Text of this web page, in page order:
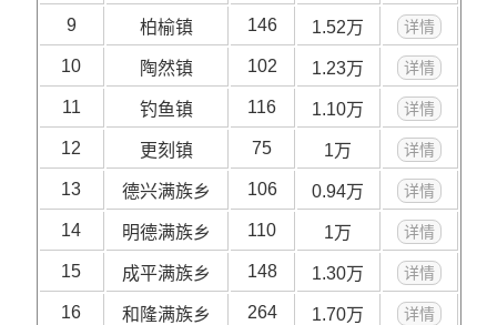
9 柏榆镇 146 1.52万 详情
10 陶然镇 102 1.23万 详情
11 钓鱼镇 116 1.10万 详情
12 更刻镇 75 1万 详情
13 德兴满族乡 106 0.94万 详情
14 明德满族乡 110 1万 详情
15 成平满族乡 148 1.30万 详情
16 和隆满族乡 264 1.70万 详情